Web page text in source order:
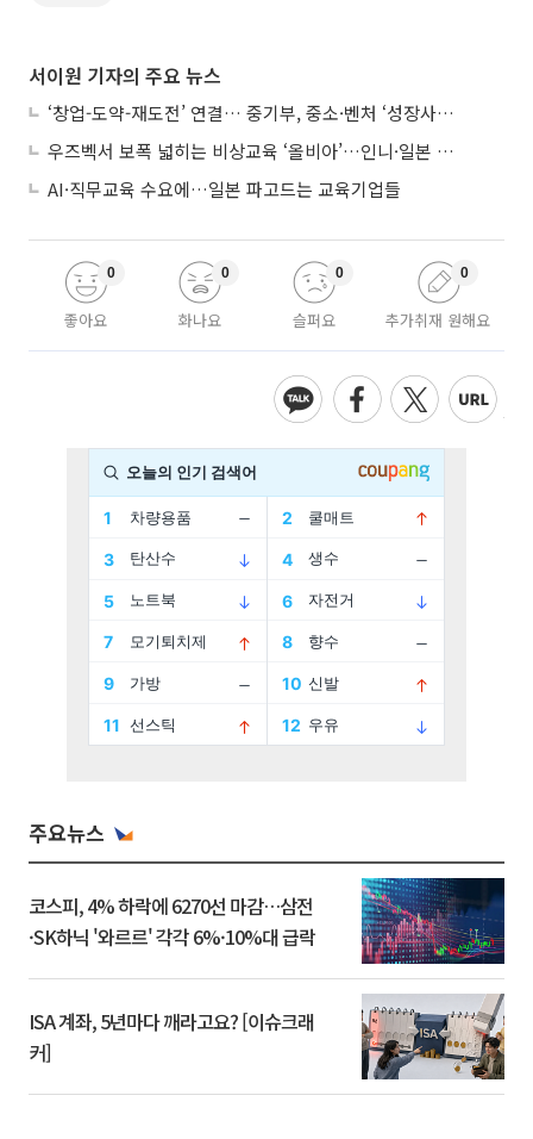
서이원 기자의 주요 뉴스
‘창업-도약-재도전’ 연결… 중기부, 중소·벤처 ‘성장사다리’ 짓는다
우즈벡서 보폭 넓히는 비상교육 ‘올비아’…인니·일본 진출 타진
AI·직무교육 수요에…일본 파고드는 교육기업들
좋아요
0
화나요
0
슬퍼요
0
추가취재 원해요
0
주요뉴스
코스피, 4% 하락에 6270선 마감…삼전
·SK하닉 '와르르' 각각 6%·10%대 급락
ISA 계좌, 5년마다 깨라고요? [이슈크래
커]